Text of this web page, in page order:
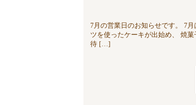
7月の営業日のお知らせです。 7
ツを使ったケーキが出始め、 焼
待 […]